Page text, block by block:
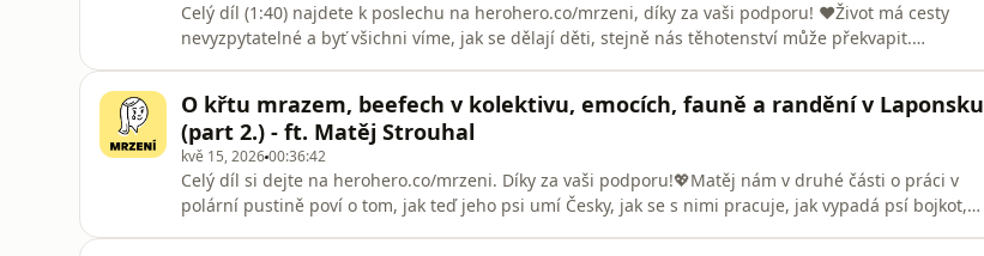
Celý díl (1:40) najdete k poslechu na herohero.co/mrzeni, díky za vaši podporu! ❤Život má cesty
nevyzpytatelné a byť všichni víme, jak se dělají děti, stejně nás těhotenství může překvapit.
táta!&quot;) a spoustu patri
O křtu mrazem, beefech v kolektivu, emocích, fauně a randění v Laponsku
(part 2.) - ft. Matěj Strouhal
kvě 15, 202600:36:42
Celý díl si dejte na herohero.co/mrzeni. Díky za vaši podporu!💖Matěj nám v druhé části o práci v
polární pustině poví o tom, jak teď jeho psi umí Česky, jak se s nimi pracuje, jak vypadá psí bojkot, a